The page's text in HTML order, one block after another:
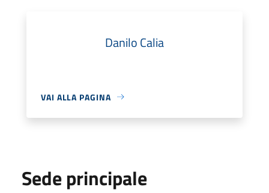
Danilo Calia
VAI ALLA PAGINA
Sede principale